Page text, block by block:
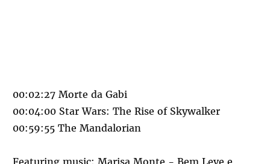
00:02:27 Morte da Gabi
00:04:00 Star Wars: The Rise of Skywalker
00:59:55 The Mandalorian
Featuring music: Marisa Monte - Bem Leve e